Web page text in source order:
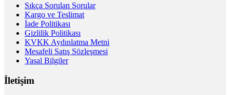
Sıkça Sorulan Sorular
Kargo ve Teslimat
İade Politikası
Gizlilik Politikası
KVKK Aydınlatma Metni
Mesafeli Satış Sözleşmesi
Yasal Bilgiler
İletişim